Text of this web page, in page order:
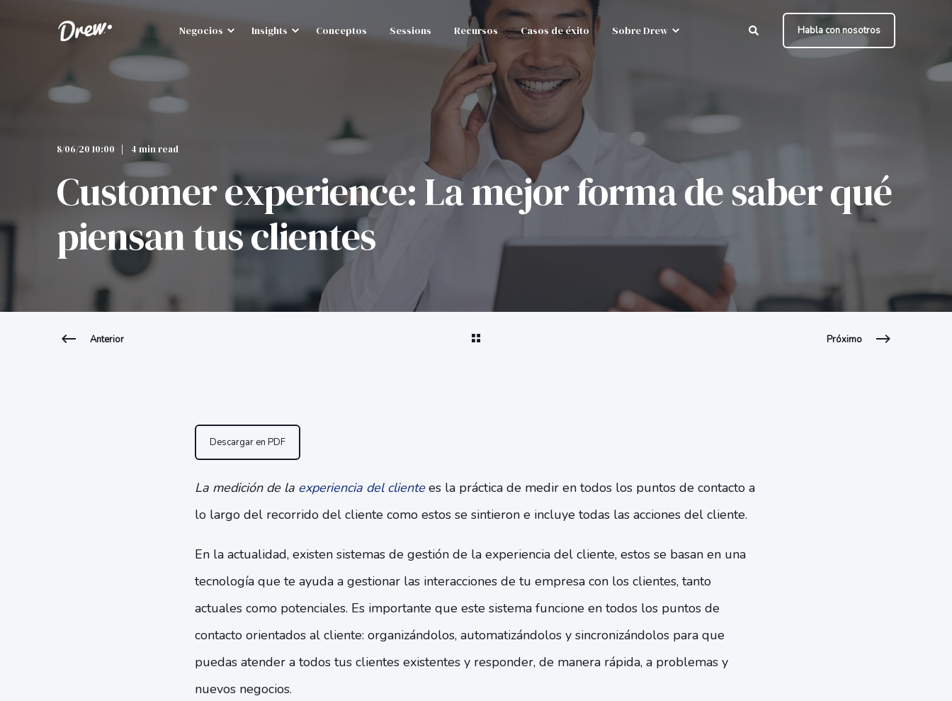
Negocios Insights Conceptos Sessions Recursos Casos de éxito Sobre Drew Habla con nosotros
8/06/20 10:00 4 min read
Customer experience: La mejor forma de saber qué
piensan tus clientes
Anterior Próximo
Descargar en PDF
La medición de laexperiencia del clientees la práctica de medir en todos los puntos de contacto a
lo largo del recorrido del cliente como estos se sintieron e incluye todas las acciones del cliente.
En la actualidad, existen sistemas de gestión de la experiencia del cliente, estos se basan en una
tecnología que te ayuda a gestionar las interacciones de tu empresa con los clientes, tanto
actuales como potenciales. Es importante que este sistema funcione en todos los puntos de
contacto orientados al cliente: organizándolos, automatizándolos y sincronizándolos para que
puedas atender a todos tus clientes existentes y responder, de manera rápida, a problemas y
nuevos negocios.